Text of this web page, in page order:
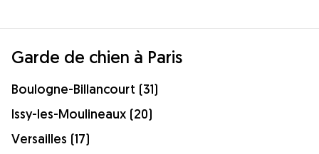
Garde de chien à Paris
Boulogne-Billancourt (31)
Issy-les-Moulineaux (20)
Versailles (17)